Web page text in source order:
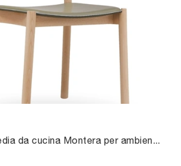
Ecco a te la sedia da cucina Montera per ambientazioni moderne, tra le più originali Sedie fisse di Midj.